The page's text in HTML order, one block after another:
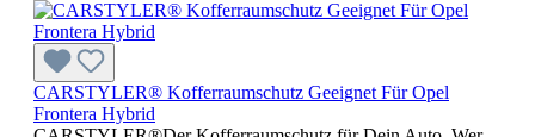
CARSTYLER® Kofferraumschutz Geeignet Für Opel
Frontera Hybrid